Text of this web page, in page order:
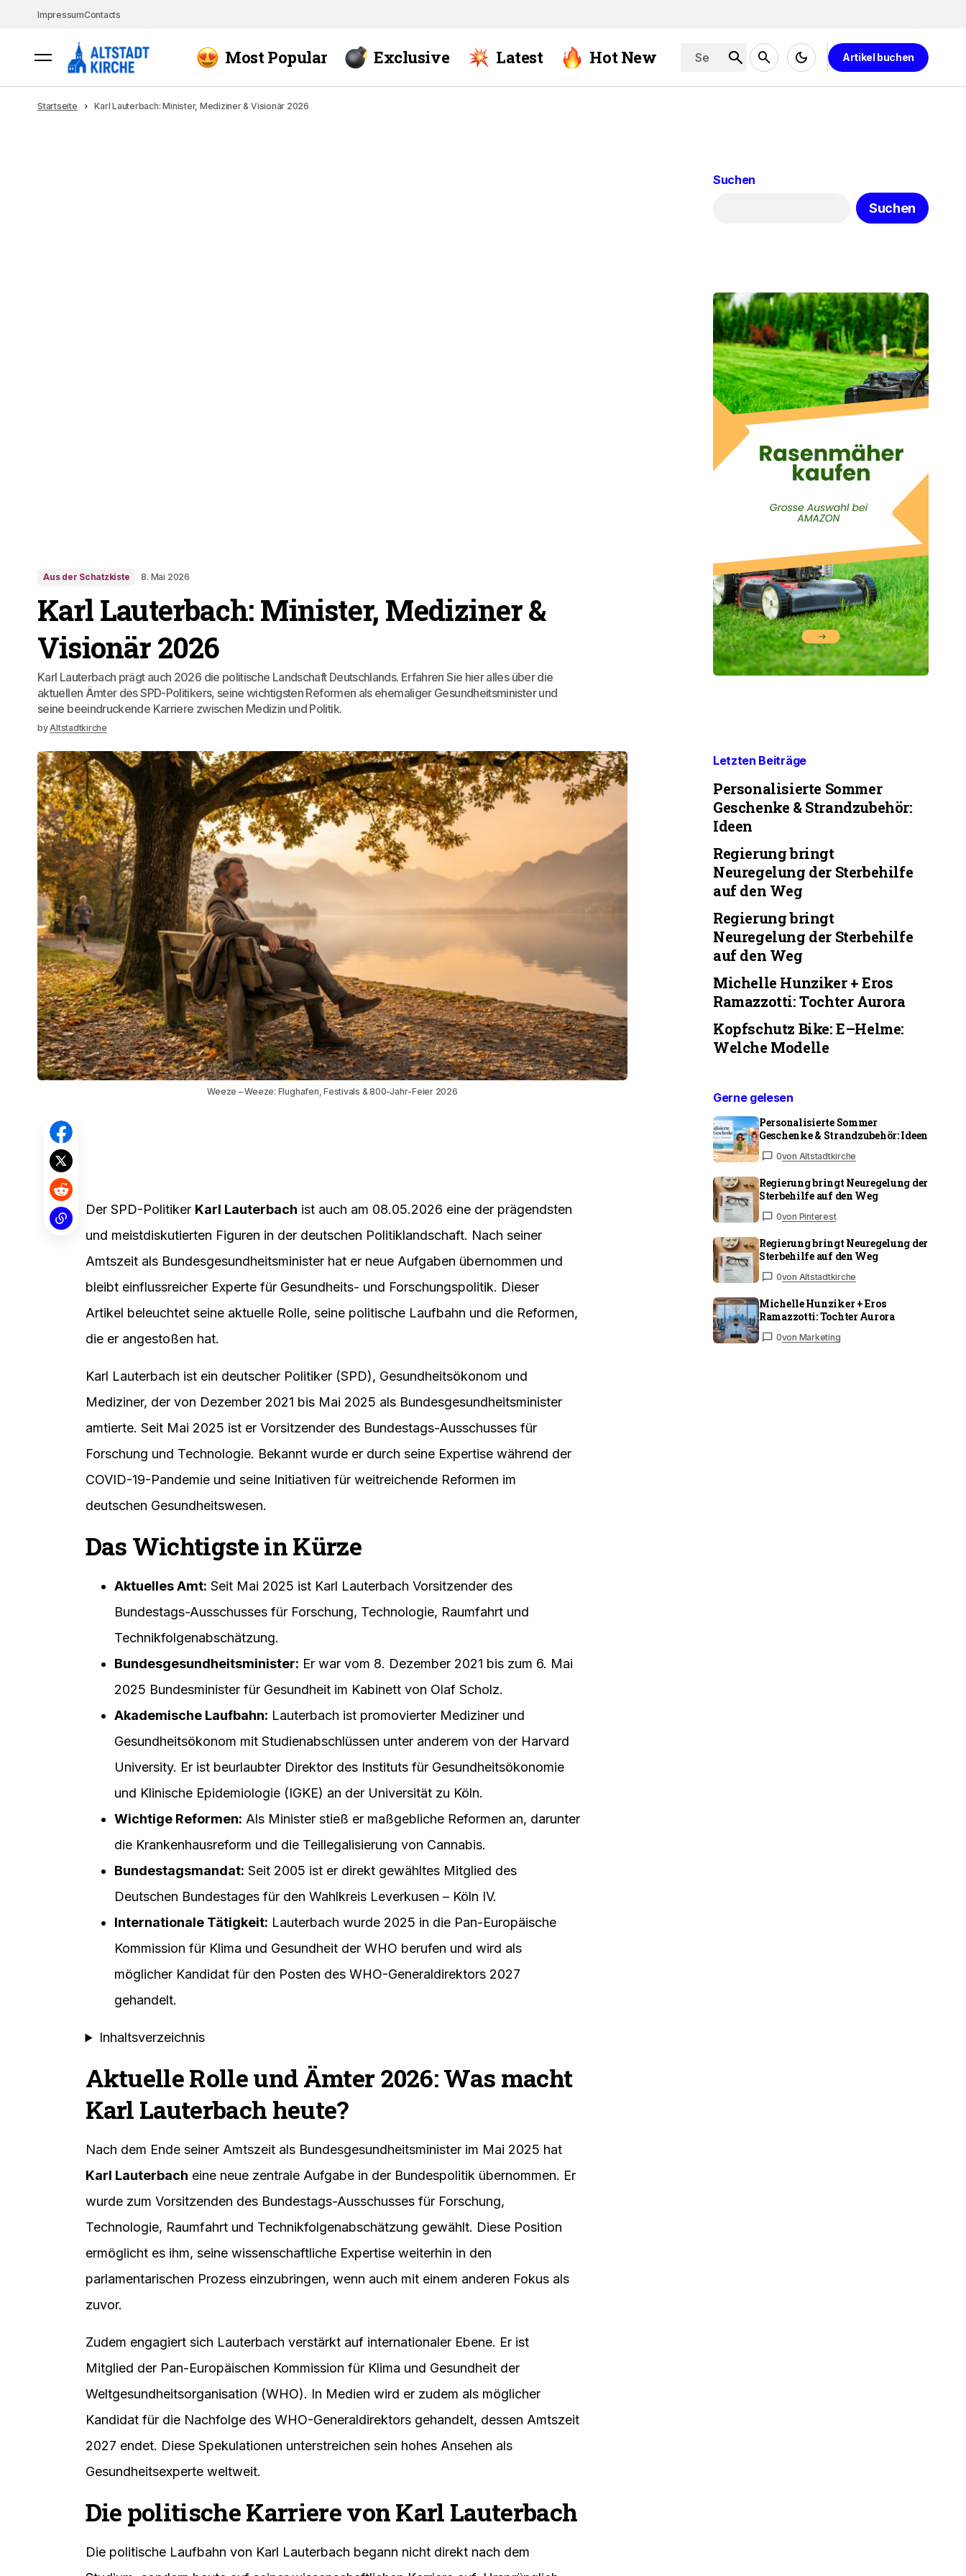
ImpressumContacts
Most Popular Exclusive Latest Hot New Artikel buchen
Startseite Karl Lauterbach: Minister, Mediziner & Visionär 2026
Aus der Schatzkiste 8. Mai 2026
Karl Lauterbach: Minister, Mediziner &
Visionär 2026
Karl Lauterbach prägt auch 2026 die politische Landschaft Deutschlands. Erfahren Sie hier alles über die
aktuellen Ämter des SPD-Politikers, seine wichtigsten Reformen als ehemaliger Gesundheitsminister und
seine beeindruckende Karriere zwischen Medizin und Politik.
byAltstadtkirche
Weeze – Weeze: Flughafen, Festivals & 800-Jahr-Feier 2026
Der SPD-Politiker Karl Lauterbach ist auch am 08.05.2026 eine der prägendsten
und meistdiskutierten Figuren in der deutschen Politiklandschaft. Nach seiner
Amtszeit als Bundesgesundheitsminister hat er neue Aufgaben übernommen und
bleibt einflussreicher Experte für Gesundheits- und Forschungspolitik. Dieser
Artikel beleuchtet seine aktuelle Rolle, seine politische Laufbahn und die Reformen,
die er angestoßen hat.
Karl Lauterbach ist ein deutscher Politiker (SPD), Gesundheitsökonom und
Mediziner, der von Dezember 2021 bis Mai 2025 als Bundesgesundheitsminister
amtierte. Seit Mai 2025 ist er Vorsitzender des Bundestags-Ausschusses für
Forschung und Technologie. Bekannt wurde er durch seine Expertise während der
COVID-19-Pandemie und seine Initiativen für weitreichende Reformen im
deutschen Gesundheitswesen.
Das Wichtigste in Kürze
Aktuelles Amt: Seit Mai 2025 ist Karl Lauterbach Vorsitzender des
Bundestags-Ausschusses für Forschung, Technologie, Raumfahrt und
Technikfolgenabschätzung.
Bundesgesundheitsminister: Er war vom 8. Dezember 2021 bis zum 6. Mai
2025 Bundesminister für Gesundheit im Kabinett von Olaf Scholz.
Akademische Laufbahn: Lauterbach ist promovierter Mediziner und
Gesundheitsökonom mit Studienabschlüssen unter anderem von der Harvard
University. Er ist beurlaubter Direktor des Instituts für Gesundheitsökonomie
und Klinische Epidemiologie (IGKE) an der Universität zu Köln.
Wichtige Reformen: Als Minister stieß er maßgebliche Reformen an, darunter
die Krankenhausreform und die Teillegalisierung von Cannabis.
Bundestagsmandat: Seit 2005 ist er direkt gewähltes Mitglied des
Deutschen Bundestages für den Wahlkreis Leverkusen – Köln IV.
Internationale Tätigkeit: Lauterbach wurde 2025 in die Pan-Europäische
Kommission für Klima und Gesundheit der WHO berufen und wird als
möglicher Kandidat für den Posten des WHO-Generaldirektors 2027
gehandelt.
Inhaltsverzeichnis
Aktuelle Rolle und Ämter 2026: Was macht
Karl Lauterbach heute?
Nach dem Ende seiner Amtszeit als Bundesgesundheitsminister im Mai 2025 hat
Karl Lauterbach eine neue zentrale Aufgabe in der Bundespolitik übernommen. Er
wurde zum Vorsitzenden des Bundestags-Ausschusses für Forschung,
Technologie, Raumfahrt und Technikfolgenabschätzung gewählt. Diese Position
ermöglicht es ihm, seine wissenschaftliche Expertise weiterhin in den
parlamentarischen Prozess einzubringen, wenn auch mit einem anderen Fokus als
zuvor.
Zudem engagiert sich Lauterbach verstärkt auf internationaler Ebene. Er ist
Mitglied der Pan-Europäischen Kommission für Klima und Gesundheit der
Weltgesundheitsorganisation (WHO). In Medien wird er zudem als möglicher
Kandidat für die Nachfolge des WHO-Generaldirektors gehandelt, dessen Amtszeit
2027 endet. Diese Spekulationen unterstreichen sein hohes Ansehen als
Gesundheitsexperte weltweit.
Die politische Karriere von Karl Lauterbach
Die politische Laufbahn von Karl Lauterbach begann nicht direkt nach dem
Suchen
Suchen
Letzten Beiträge
Personalisierte Sommer
Geschenke & Strandzubehör:
Ideen
Regierung bringt
Neuregelung der Sterbehilfe
auf den Weg
Regierung bringt
Neuregelung der Sterbehilfe
auf den Weg
Michelle Hunziker + Eros
Ramazzotti: Tochter Aurora
Kopfschutz Bike: E–Helme:
Welche Modelle
Gerne gelesen
Personalisierte Sommer
Geschenke & Strandzubehör: Ideen
0von Altstadtkirche
Regierung bringt Neuregelung der
Sterbehilfe auf den Weg
0von Pinterest
Regierung bringt Neuregelung der
Sterbehilfe auf den Weg
0von Altstadtkirche
Michelle Hunziker + Eros
Ramazzotti: Tochter Aurora
0von Marketing